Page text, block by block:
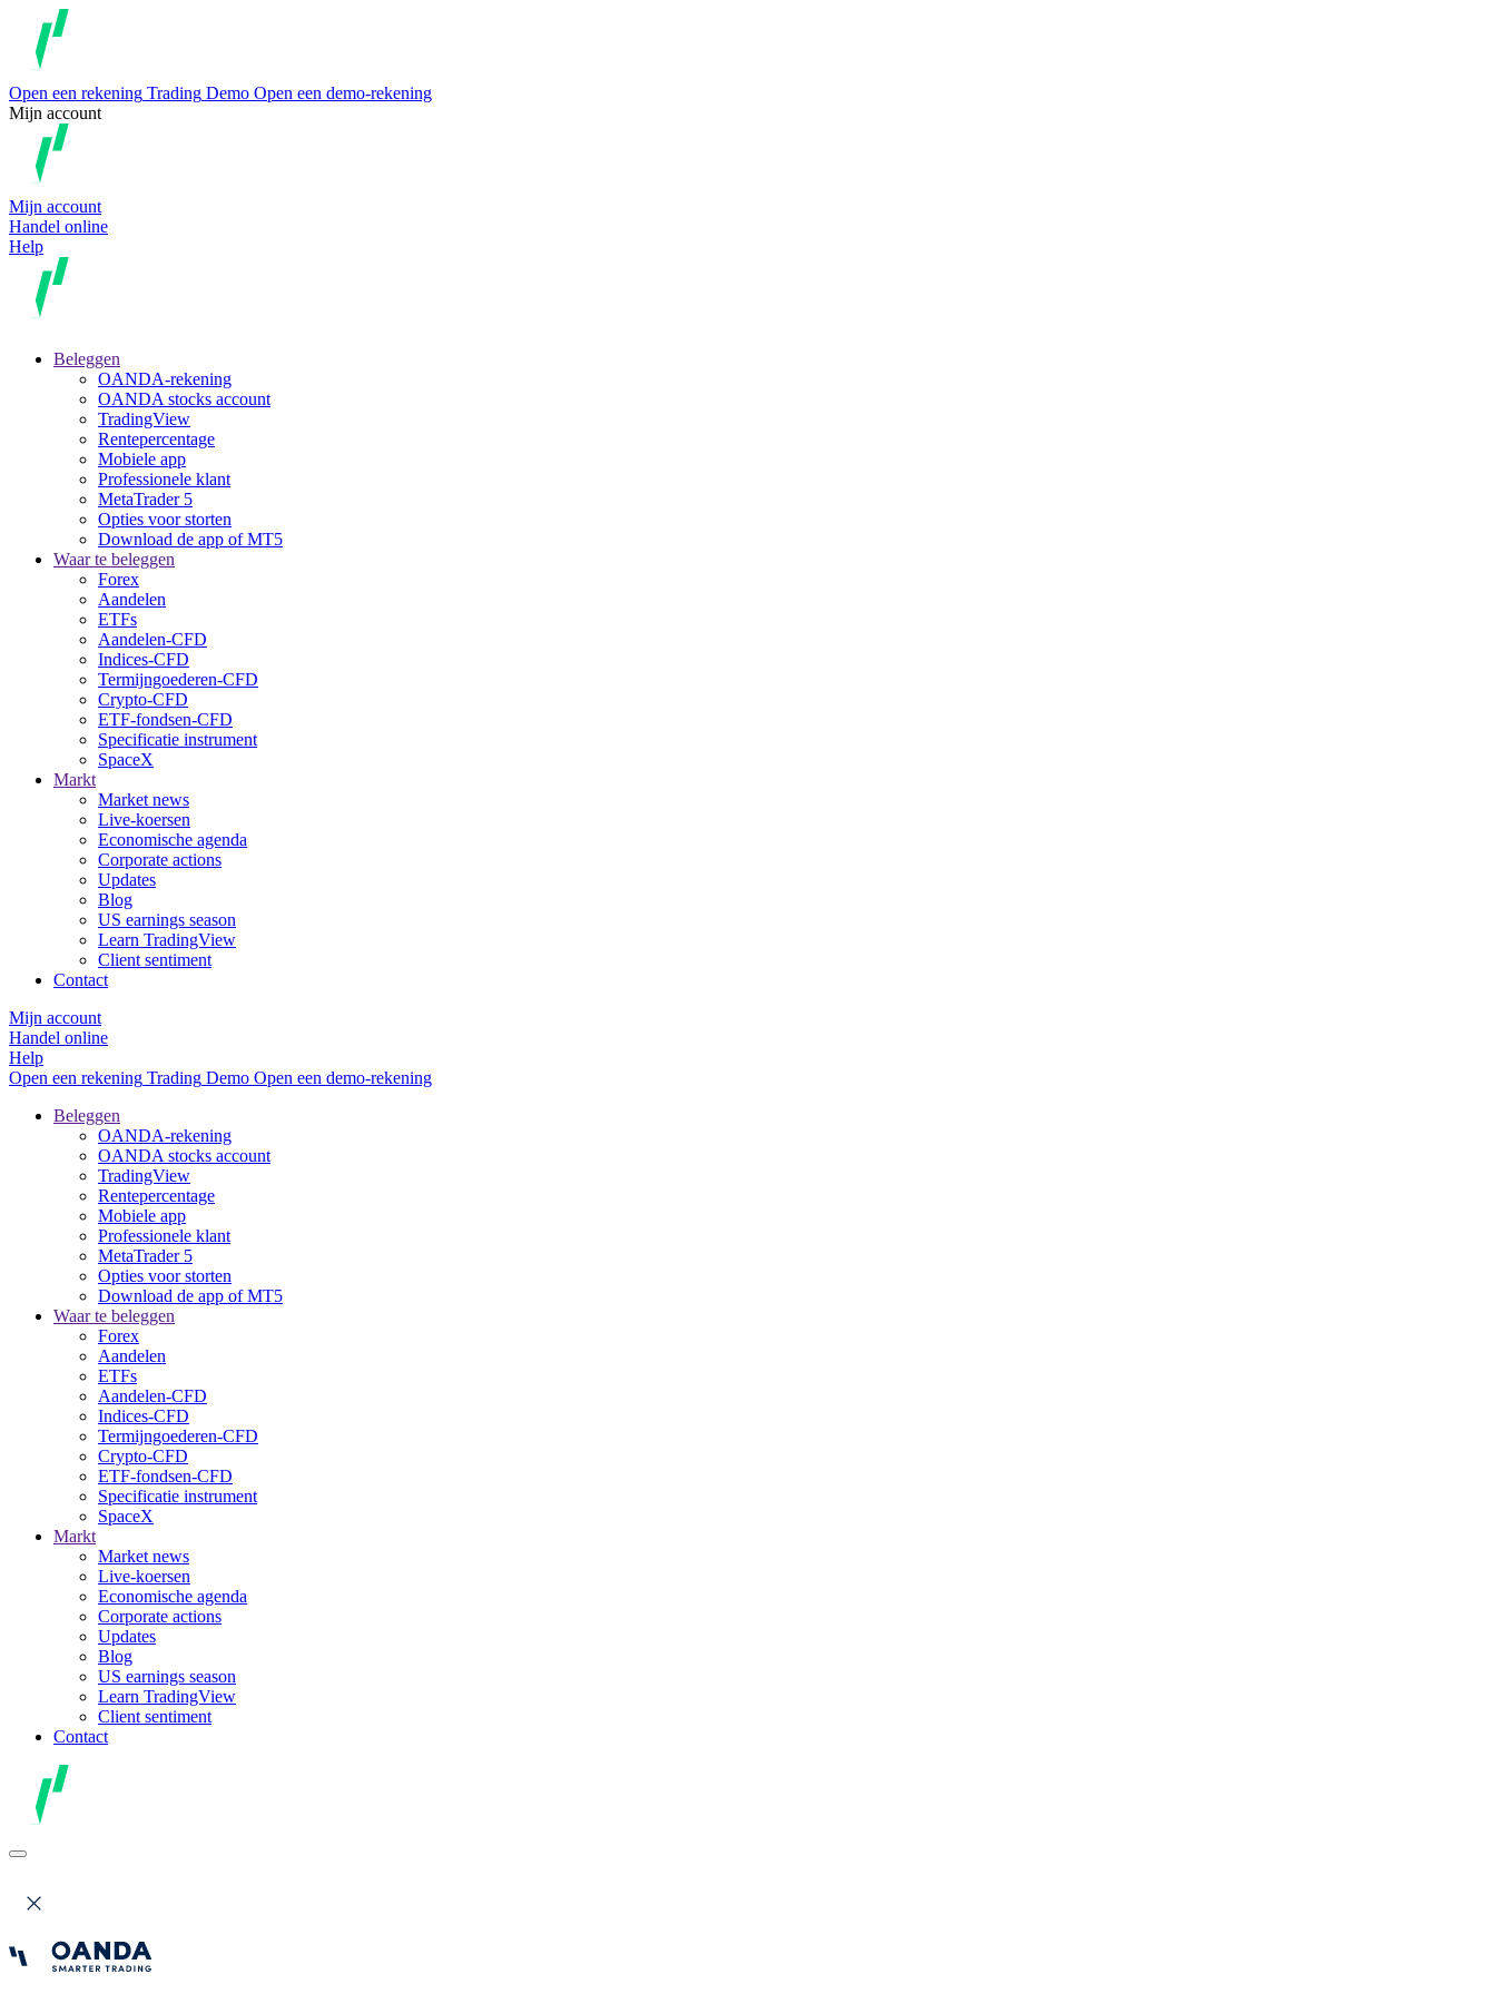
Open een rekening Trading Demo Open een demo-rekening
Mijn account
Mijn account
Handel online
Help
Beleggen
OANDA-rekening
OANDA stocks account
TradingView
Rentepercentage
Mobiele app
Professionele klant
MetaTrader 5
Opties voor storten
Download de app of MT5
Waar te beleggen
Forex
Aandelen
ETFs
Aandelen-CFD
Indices-CFD
Termijngoederen-CFD
Crypto-CFD
ETF-fondsen-CFD
Specificatie instrument
SpaceX
Markt
Market news
Live-koersen
Economische agenda
Corporate actions
Updates
Blog
US earnings season
Learn TradingView
Client sentiment
Contact
Mijn account
Handel online
Help
Open een rekening Trading Demo Open een demo-rekening
Beleggen
OANDA-rekening
OANDA stocks account
TradingView
Rentepercentage
Mobiele app
Professionele klant
MetaTrader 5
Opties voor storten
Download de app of MT5
Waar te beleggen
Forex
Aandelen
ETFs
Aandelen-CFD
Indices-CFD
Termijngoederen-CFD
Crypto-CFD
ETF-fondsen-CFD
Specificatie instrument
SpaceX
Markt
Market news
Live-koersen
Economische agenda
Corporate actions
Updates
Blog
US earnings season
Learn TradingView
Client sentiment
Contact